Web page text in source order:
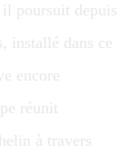
poursuit depuis
installé dans ce
encore
réunit
à travers